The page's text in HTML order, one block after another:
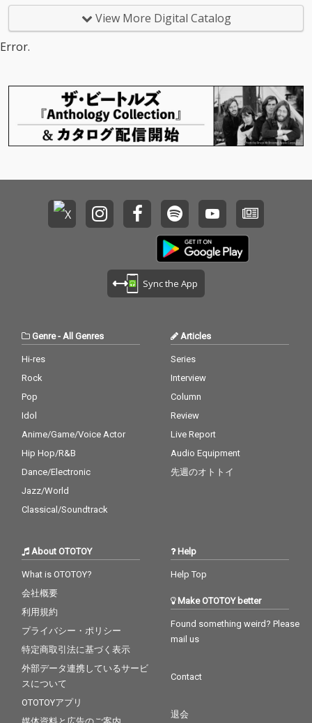
View More Digital Catalog
Error.
Sync the App
Genre- All Genres
Hi-res
Rock
Pop
Idol
Anime/Game/Voice Actor
Hip Hop/R&B
Dance/Electronic
Jazz/World
Classical/Soundtrack
Articles
Series
Interview
Column
Review
Live Report
Audio Equipment
先週のオトトイ
About OTOTOY
What is OTOTOY?
会社概要
利用規約
プライバシー・ポリシー
特定商取引法に基づく表示
外部データ連携しているサービ
スについて
OTOTOYアプリ
Help
Help Top
Make OTOTOY better
Found something weird? Please
mail us
Contact
退会